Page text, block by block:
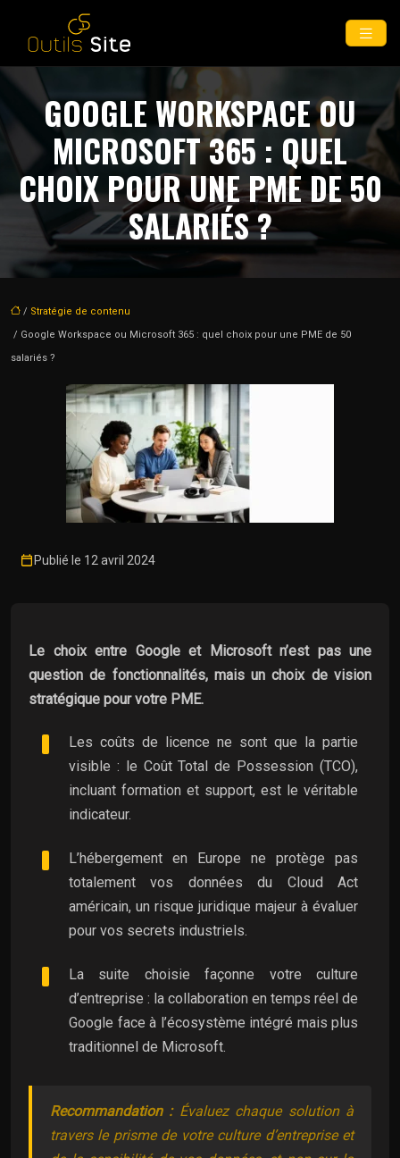
GOOGLE WORKSPACE OU
MICROSOFT 365 : QUEL
CHOIX POUR UNE PME DE 50
SALARIÉS ?
/ Stratégie de contenu
/ Google Workspace ou Microsoft 365 : quel choix pour une PME de 50
salariés ?
Publié le 12 avril 2024
Le choix entre Google et Microsoft n’est pas une
question de fonctionnalités, mais un choix de vision
stratégique pour votre PME.
Les coûts de licence ne sont que la partie
visible : le Coût Total de Possession (TCO),
incluant formation et support, est le véritable
indicateur.
L’hébergement en Europe ne protège pas
totalement vos données du Cloud Act
américain, un risque juridique majeur à évaluer
pour vos secrets industriels.
La suite choisie façonne votre culture
d’entreprise : la collaboration en temps réel de
Google face à l’écosystème intégré mais plus
traditionnel de Microsoft.
Recommandation :Évaluez chaque solution à
travers le prisme de votre culture d’entreprise et